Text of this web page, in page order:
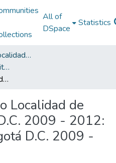
All of
DSpace
Statistics
Distrito Capital - Localidades
Documentos Distrito Capital - Localidades
Plan de Desarrollo Localidad de Engativá Bogotá D.C. 2009 - 2012: PDL Engativá Bogotá D.C. 2009 - 2012
Localidad de
2009 - 2012:
D.C. 2009 -